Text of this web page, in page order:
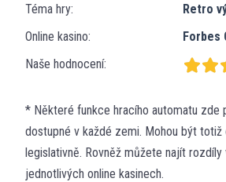
Téma hry:
Retro
Online kasino:
Forbes
Naše hodnocení:
* Některé funkce hracího automatu zde
dostupné v každé zemi. Mohou být totiž
legislativně. Rovněž můžete najít rozdíly
jednotlivých online kasinech.